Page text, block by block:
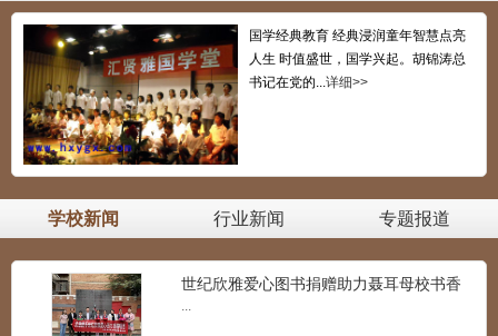
国学经典教育 经典浸润童年智慧点亮
人生 时值盛世，国学兴起。胡锦涛总
书记在党的...详细>>
学校新闻 行业新闻 专题报道
世纪欣雅爱心图书捐赠助力聂耳母校书香
满校园
...